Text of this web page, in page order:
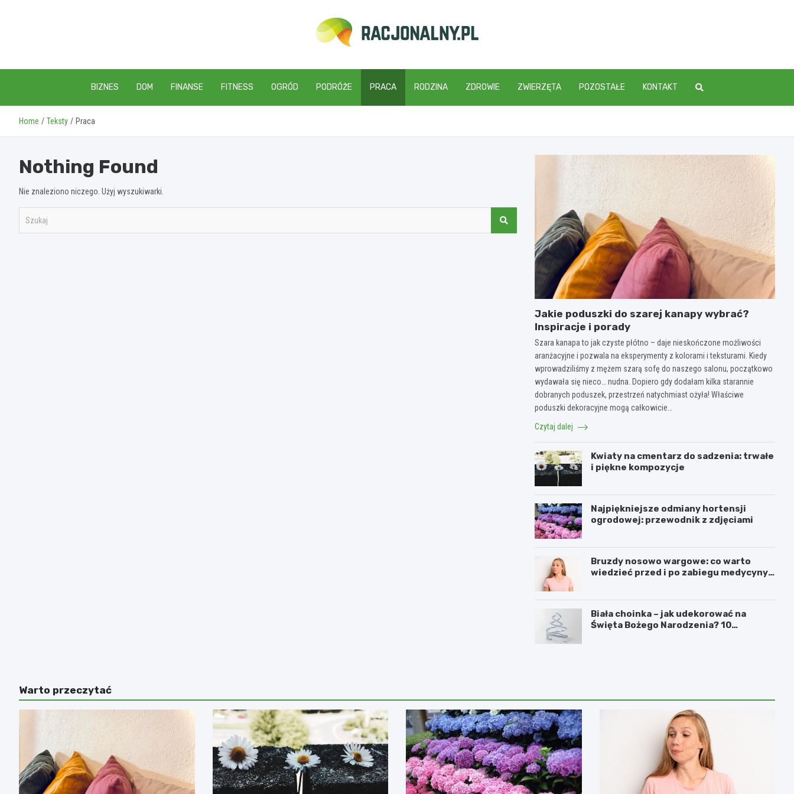
racjonalny.pl
BIZNES DOM FINANSE FITNESS OGRÓD PODRÓŻE PRACA RODZINA ZDROWIE ZWIERZĘTA POZOSTAŁE KONTAKT
Home Teksty Praca
Nothing Found
Nie znaleziono niczego. Użyj wyszukiwarki.
Jakie poduszki do szarej kanapy wybrać?
Inspiracje i porady
Szara kanapa to jak czyste płótno – daje nieskończone możliwości
aranżacyjne i pozwala na eksperymenty z kolorami i teksturami. Kiedy
wprowadziliśmy z mężem szarą sofę do naszego salonu, początkowo
wydawała się nieco… nudna. Dopiero gdy dodałam kilka starannie
dobranych poduszek, przestrzeń natychmiast ożyła! Właściwe
poduszki dekoracyjne mogą całkowicie…
Czytaj dalej
Kwiaty na cmentarz do sadzenia: trwałe
i piękne kompozycje
Najpiękniejsze odmiany hortensji
ogrodowej: przewodnik z zdjęciami
Bruzdy nosowo wargowe: co warto
wiedzieć przed i po zabiegu medycyny
Biała choinka – jak udekorować na
Święta Bożego Narodzenia? 10
Warto przeczytać